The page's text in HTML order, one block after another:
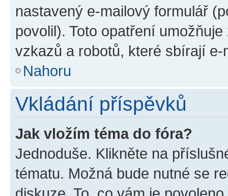
nastavený e-mailový formulář
povolil). Toto opatření
vzkazů a robotů, které sbírají e-
Nahoru
Vkládání příspěvků
Jak vložím téma do fóra?
Jednoduše. Klikněte na
tématu. Možná bude nutné se